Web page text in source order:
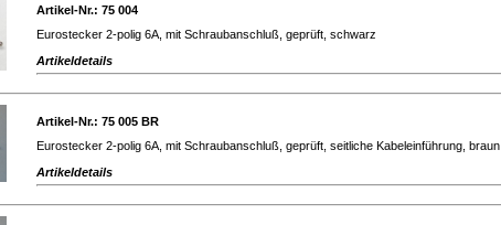
Artikel-Nr.: 75 004
Eurostecker 2-polig 6A, mit Schraubanschluß, geprüft, schwarz
Artikeldetails
Artikel-Nr.: 75 005 BR
Eurostecker 2-polig 6A, mit Schraubanschluß, geprüft, seitliche Kabeleinführung, braun
Artikeldetails